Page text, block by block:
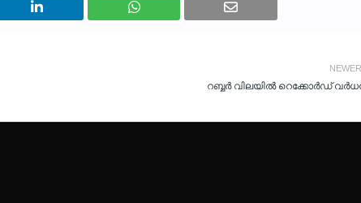
NEWER
റബ്ബര്‍ വിലയില്‍ റെക്കോര്‍ഡ്